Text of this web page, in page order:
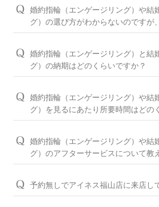
のデザインや、シンプルからゴージ
ップをご用意しております。オプシ
通りの中から、おふたりらしさを叶
※ホームページで掲載しているのは
結婚指輪の閲覧人気ランキングは
婚約指輪（エンゲージリング）や結
グ）の選び方がわからないのですが
店のコンシェルジュが、普段のイメ
予算等をお伺いして、ダイヤモンド
いただきます。
お客様に寄り添い続けてきた銀座ダ
こそ、骨格×指輪診断で似合うと好
クトフィットカウンセリングもござ
ートさせていただきますのでご安心
パーフェクトフィットカウンセリン
パーフェクトフィットカウンセ
婚約指輪（エンゲージリング）と結
グ）の納期はどのくらいですか？
ステムのため、ご注文いただいてか
だいております。婚約指輪をプロポ
は、予定日の2～3ヶ月程前、結婚
に余裕を持ってご準備いただくと安
お急ぎの場合はコンシェルジュにご
婚約指輪（エンゲージリング）や結
グ）を見るにあたり所要時間はどの
案内が可能ですのでお気軽にお申し
ご来店予約はこちら
婚約指輪（エンゲージリング）や結
グ）のアフターサービスについて教
ただけるように、無期限メンテナン
「永久保証サービス」を、全国の店
予約無しでアイネス福山店に来店し